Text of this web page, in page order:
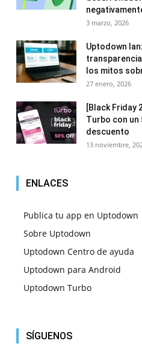
3 marzo, 2026
Uptodown
los mitos
27 enero, 2026
[Black Friday
Turbo con un
descuento
13 noviembre,
ENLACES
Publica tu app en Uptodown
Sobre Uptodown
Uptodown Centro de ayuda
Uptodown para Android
Uptodown Turbo
SÍGUENOS